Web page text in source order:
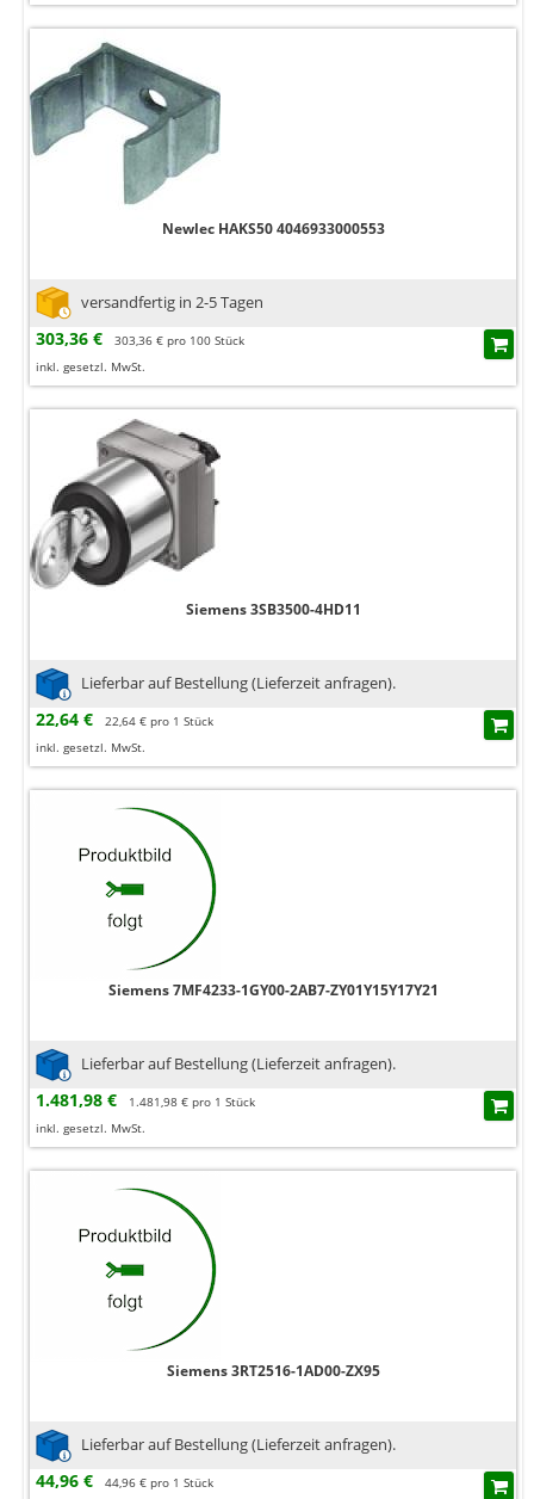
Newlec HAKS50 4046933000553
versandfertig in 2-5 Tagen
303,36 €
303,36 € pro 100 Stück
inkl. gesetzl. MwSt.
Siemens 3SB3500-4HD11
Lieferbar auf Bestellung (Lieferzeit anfragen).
22,64 €
22,64 € pro 1 Stück
inkl. gesetzl. MwSt.
Siemens 7MF4233-1GY00-2AB7-ZY01Y15Y17Y21
Lieferbar auf Bestellung (Lieferzeit anfragen).
1.481,98 €
1.481,98 € pro 1 Stück
inkl. gesetzl. MwSt.
Siemens 3RT2516-1AD00-ZX95
Lieferbar auf Bestellung (Lieferzeit anfragen).
44,96 €
44,96 € pro 1 Stück